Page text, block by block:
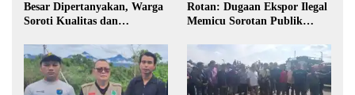
Besar Dipertanyakan, Warga
Soroti Kualitas dan
Pembangunan
Rotan: Dugaan Ekspor Ilegal
Memicu Sorotan Publik